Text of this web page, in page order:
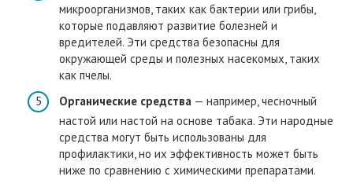
микроорганизмов, таких как бактерии или грибы,
которые подавляют развитие болезней и
вредителей. Эти средства безопасны для
окружающей среды и полезных насекомых, таких
как пчелы.
Органические средства — например, чесночный
настой или настой на основе табака. Эти народные
средства могут быть использованы для
профилактики, но их эффективность может быть
ниже по сравнению с химическими препаратами.